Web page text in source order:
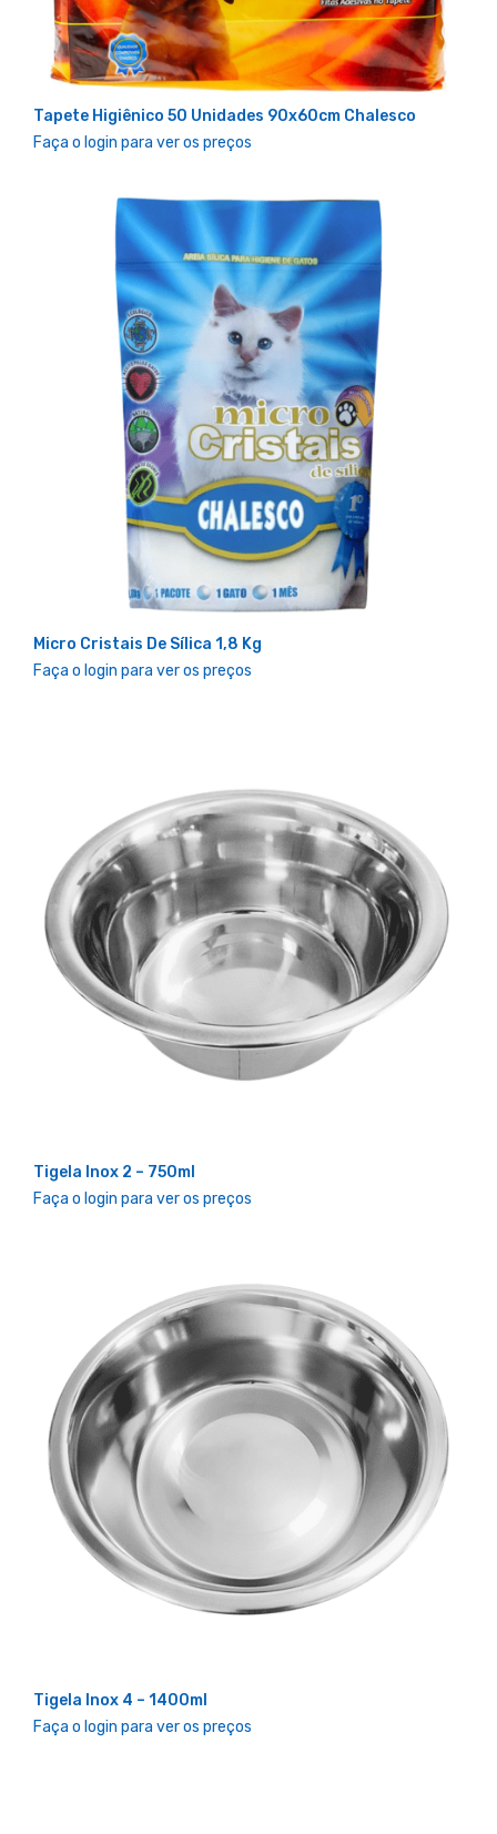
Tapete Higiênico 50 Unidades 90x60cm Chalesco
Faça o login para ver os preços
Micro Cristais De Sílica 1,8 Kg
Faça o login para ver os preços
Tigela Inox 2 – 750ml
Faça o login para ver os preços
Tigela Inox 4 – 1400ml
Faça o login para ver os preços